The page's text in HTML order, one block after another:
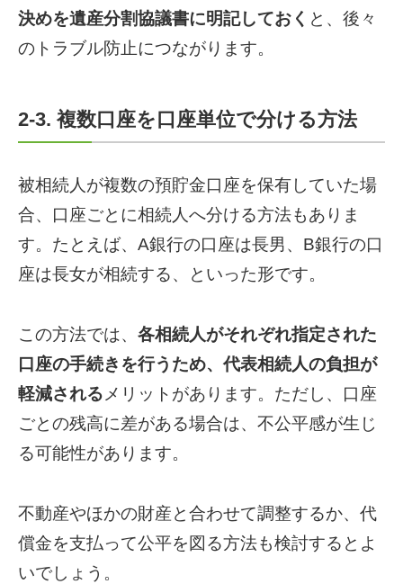
決めを遺産分割協議書に明記しておく と、後々
のトラブル防止につながります。
2-3. 複数口座を口座単位で分ける方法
被相続人が複数の預貯金口座を保有していた場
合、口座ごとに相続人へ分ける方法もありま
す。たとえば、A銀行の口座は長男、B銀行の口
座は長女が相続する、といった形です。
この方法では、 各相続人がそれぞれ指定された
口座の手続きを行うため、代表相続人の負担が
軽減される メリットがあります。ただし、口座
ごとの残高に差がある場合は、不公平感が生じ
る可能性があります。
不動産やほかの財産と合わせて調整するか、代
償金を支払って公平を図る方法も検討するとよ
いでしょう。